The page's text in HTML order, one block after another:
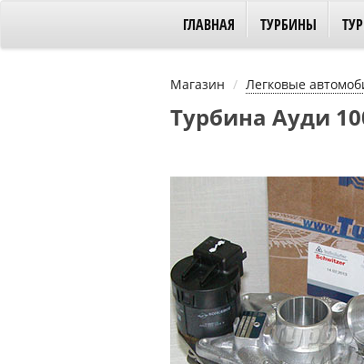
ГЛАВНАЯ ТУРБИНЫ
Магазин Легковые
Турбина Ауди